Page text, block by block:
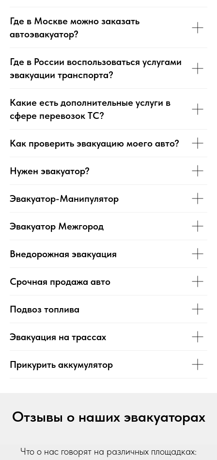
Где в Москве можно заказать
автоэвакуатор?
Где в России воспользоваться услугами
эвакуации транспорта?
Какие есть дополнительные услуги в
сфере перевозок ТС?
Как проверить эвакуацию моего авто?
Нужен эвакуатор?
Эвакуатор-Манипулятор
Эвакуатор Межгород
Внедорожная эвакуация
Срочная продажа авто
Подвоз топлива
Эвакуация на трассах
Прикурить аккумулятор
Отзывы о наших эвакуаторах
Что о нас говорят на различных площадках: